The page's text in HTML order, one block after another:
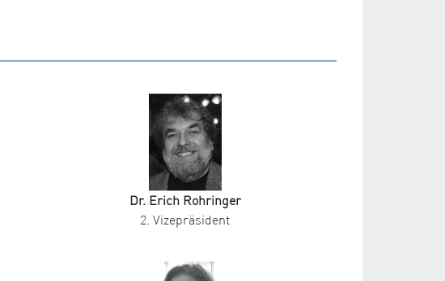
Dr. Erich Rohringer
2. Vizepräsident